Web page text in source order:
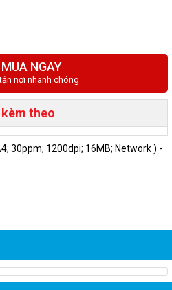
NGAY
nơi nhanh chóng
theo
30ppm; 1200dpi; 16MB; Network ) -